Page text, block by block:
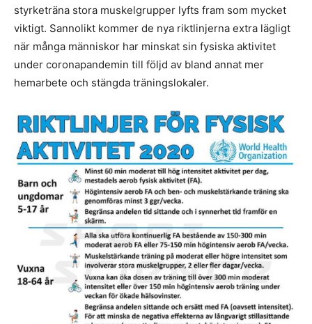
styrketräna stora muskelgrupper lyfts fram som mycket
viktigt. Sannolikt kommer de nya riktlinjerna extra lägligt
när många människor har minskat sin fysiska aktivitet
under coronapandemin till följd av bland annat mer
hemarbete och stängda träningslokaler.